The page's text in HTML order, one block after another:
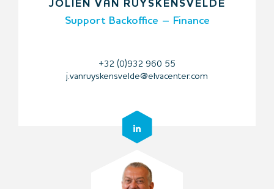
JOLIEN VAN RUYSKENSVELDE
Support Backoffice – Finance
+32 (0)932 960 55
j.vanruyskensvelde@elvacenter.com